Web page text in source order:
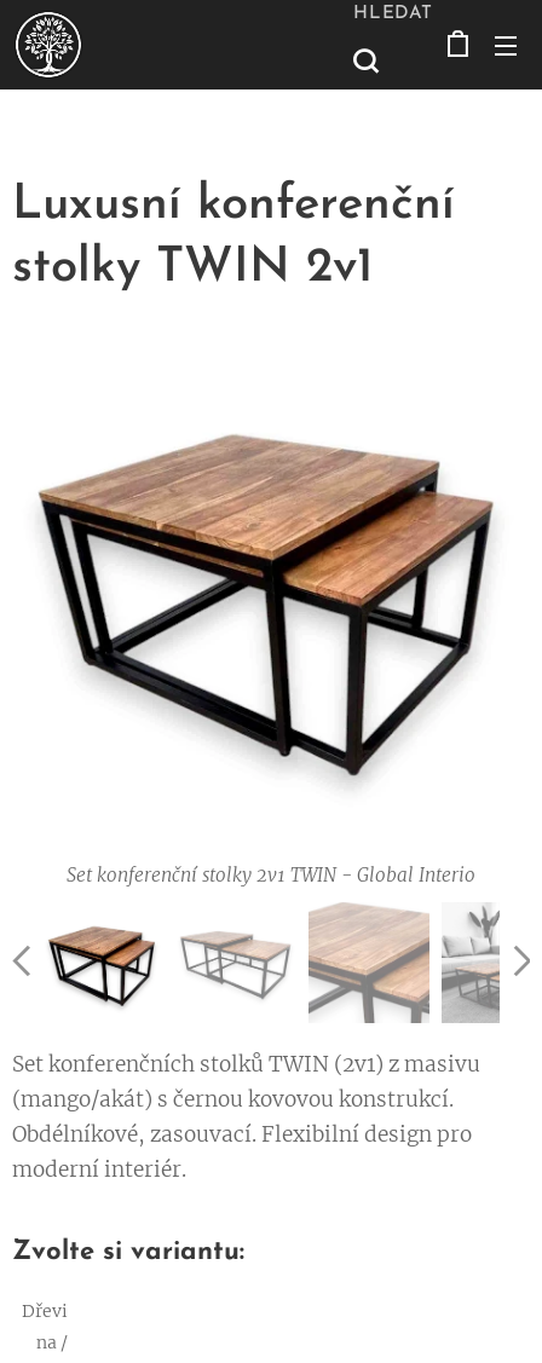
HLEDAT
Luxusní konferenční
stolky TWIN 2v1
Set konferenční stolky 2v1 TWIN - Global Interio
Set konferenční stolky 2v1 TWIN - Global Interio
Set konferenční stolky 2v1 TWIN - Global Interio
Set konferenční stolky 2v1 TWIN - Global Interio
Set konferenčních stolků TWIN (2v1) z masivu
(mango/akát) s černou kovovou konstrukcí.
Obdélníkové, zasouvací. Flexibilní design pro
moderní interiér.
Zvolte si variantu:
Dřevi
na /